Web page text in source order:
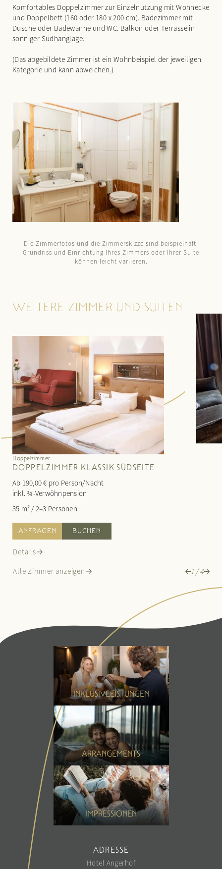
Komfortables Doppelzimmer zur Einzelnutzung mit Wohnecke
und Doppelbett (160 oder 180 x 200 cm). Badezimmer mit
Dusche oder Badewanne und WC. Balkon oder Terrasse in
sonniger Südhanglage.
(Das abgebildete Zimmer ist ein Wohnbeispiel der jeweiligen
Kategorie und kann abweichen.)
Die Zimmerfotos und die Zimmerskizze sind beispielhaft.
Grundriss und Einrichtung Ihres Zimmers oder Ihrer Suite
können leicht variieren.
WEITERE ZIMMER UND SUITEN
Doppelzimmer
DOPPELZIMMER KLASSIK SÜDSEITE
Ab 190,00 € pro Person/Nacht
inkl. ¾-Verwöhnpension
35 m² /2–3 Personen
ANFRAGEN BUCHEN
Details
Alle Zimmer anzeigen 1/4
INKLUSIVLEISTUNGEN
ARRANGEMENTS
IMPRESSIONEN
ADRESSE
Hotel Angerhof